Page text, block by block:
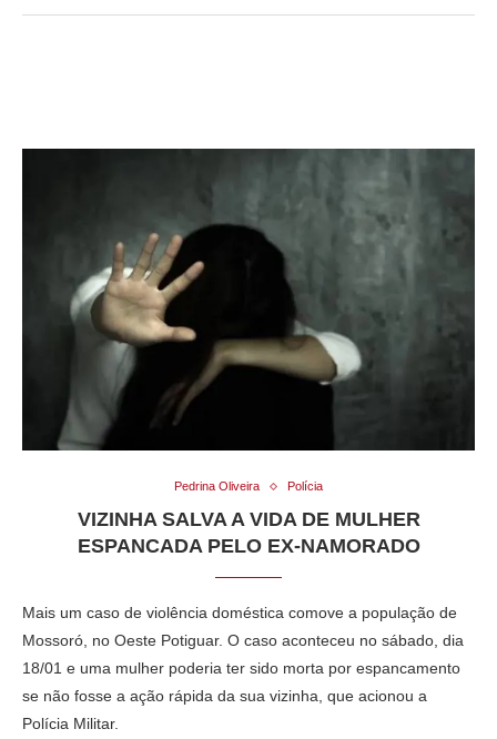
Pedrina Oliveira Polícia
VIZINHA SALVA A VIDA DE MULHER
ESPANCADA PELO EX-NAMORADO
Mais um caso de violência doméstica comove a população de
Mossoró, no Oeste Potiguar. O caso aconteceu no sábado, dia
18/01 e uma mulher poderia ter sido morta por espancamento
se não fosse a ação rápida da sua vizinha, que acionou a
Polícia Militar.